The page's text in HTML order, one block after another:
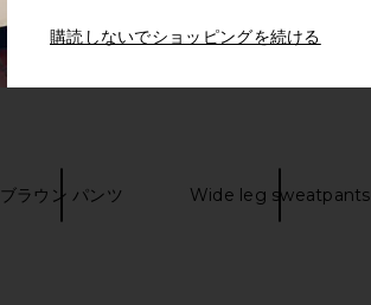
ブラウン パンツ Wide leg sweatpants
購読しないでショッピングを続ける